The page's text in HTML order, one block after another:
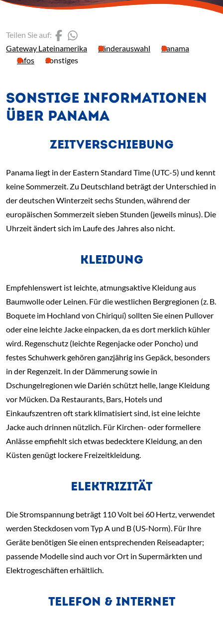
Gateway Lateinamerika Länderauswahl
Panama
Infos
Sonstiges
Teilen Sie auf: (Link öffnet einen neuen
SONSTIGE INFORMATIONEN
ÜBER PANAMA
ZEITVERSCHIEBUNG
Panama liegt in der Eastern Standard Time (UTC-5) und kennt
keine Sommerzeit. Zu Deutschland beträgt der Unterschied in
der deutschen Winterzeit sechs Stunden, während der
europäischen Sommerzeit sieben Stunden (jeweils minus). Die
Uhrzeit ändert sich im Laufe des Jahres also nicht.
KLEIDUNG
Empfehlenswert ist leichte, atmungsaktive Kleidung aus
Baumwolle oder Leinen. Für die westlichen Bergregionen (z. B.
Boquete im Hochland von Chiriquí) sollten Sie einen Pullover
oder eine leichte Jacke einpacken, da es dort merklich kühler
wird. Regenschutz (leichte Regenjacke oder Poncho) und
festes Schuhwerk gehören ganzjährig ins Gepäck, besonders
in der Regenzeit. In der Dämmerung sowie in
Dschungelregionen wie Darién schützt helle, lange Kleidung
vor Mücken. Da Restaurants, Bars, Hotels und
Einkaufszentren oft stark klimatisiert sind, ist eine leichte
Jacke auch drinnen nützlich. Für Kirchen- oder formellere
Anlässe empfiehlt sich etwas bedecktere Kleidung, an den
Küsten genügt lockere Freizeitkleidung.
ELEKTRIZITÄT
Die Stromspannung beträgt 110 Volt bei 60 Hertz, verwendet
werden Steckdosen vom Typ A und B (US-Norm). Für Ihre
Geräte benötigen Sie einen entsprechenden Reiseadapter;
passende Modelle sind auch vor Ort in Supermärkten und
Elektrogeschäften erhältlich.
TELEFON & INTERNET